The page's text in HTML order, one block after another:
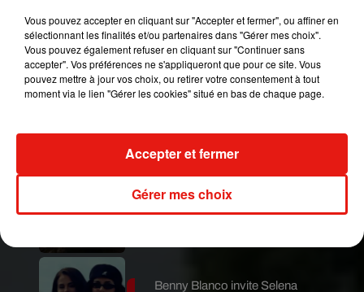
Publié : 12 juillet 2019 à 12h00 par A.L.
Mundo Latino
invités...
Au Guatemala, le volcan de
Fuego entre en éruption
Benny Blanco invite Selena
Vous pouvez accepter en cliquant sur "Accepter et fermer", ou affiner en
sélectionnant les finalités et/ou partenaires dans "Gérer mes choix".
Vous pouvez également refuser en cliquant sur "Continuer sans
accepter". Vos préférences ne s'appliqueront que pour ce site. Vous
pouvez mettre à jour vos choix, ou retirer votre consentement à tout
moment via le lien "Gérer les cookies" situé en bas de chaque page.
Gérer mes choix
Accepter et fermer